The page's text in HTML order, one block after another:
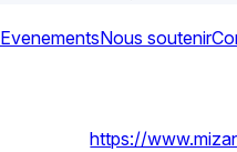
EvenementsNous soutenir
https://